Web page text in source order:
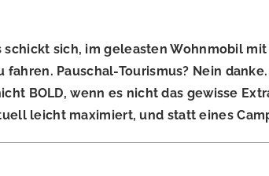
schickt sich, im geleasten Wohnmobil
fahren. Pauschal-Tourismus? Nein
BOLD, wenn es nicht das gewisse
leicht maximiert, und statt eines